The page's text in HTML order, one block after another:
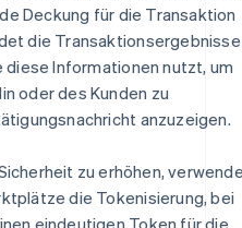
Deckung für die Transaktion
die Transaktionsergebnisse
diese Informationen nutzt, um
oder des Kunden zu
anzuzeigen.
zu erhöhen,
die Tokenisierung, bei
eindeutigen Token für die